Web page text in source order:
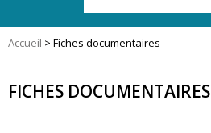
Accueil > Fiches documentaires
FICHES DOCUMENTAIRES